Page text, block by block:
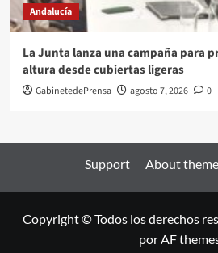
Andalucía
La Junta lanza una campaña para
altura desde cubiertas ligeras
GabinetedePrensa agosto 7, 2026 0
Support About theme
Copyright © Todos los derechos
por AF